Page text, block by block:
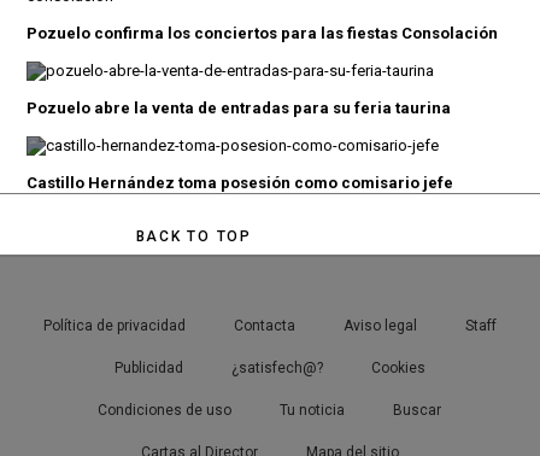
Pozuelo confirma los conciertos para las fiestas Consolación
Pozuelo abre la venta de entradas para su feria taurina
Castillo Hernández toma posesión como comisario jefe
BACK TO TOP
Política de privacidad Contacta Aviso legal Staff
Publicidad ¿satisfech@? Cookies
Condiciones de uso Tu noticia Buscar
Cartas al Director Mapa del sitio